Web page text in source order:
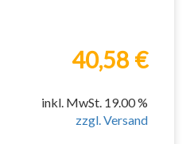
40,58 €
inkl. MwSt. 19.00 %
zzgl. Versand